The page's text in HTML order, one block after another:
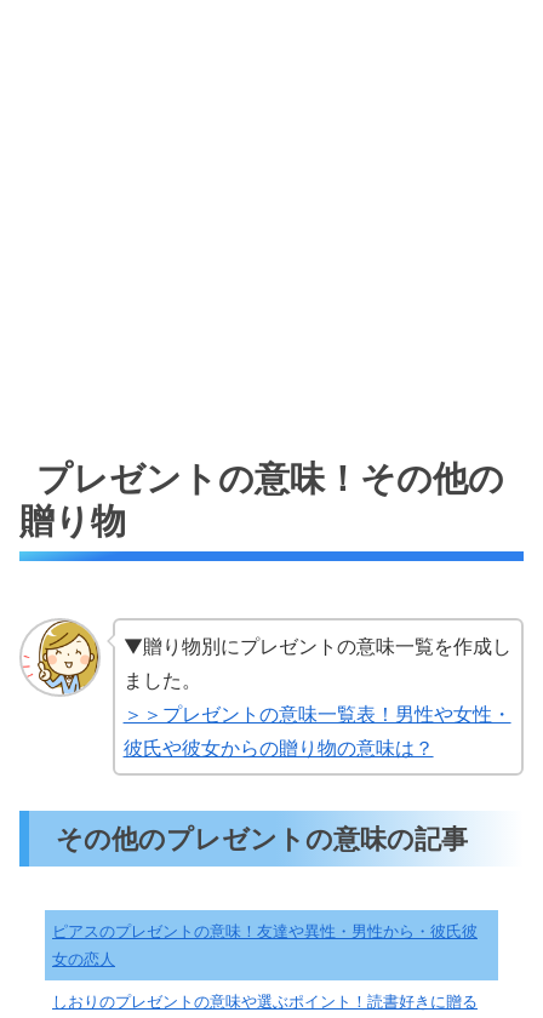
プレゼントの意味！その他の
贈り物
▼贈り物別にプレゼントの意味一覧を作成し
ました。
＞＞プレゼントの意味一覧表！男性や女性・
彼氏や彼女からの贈り物の意味は？
その他のプレゼントの意味の記事
ピアスのプレゼントの意味！友達や異性・男性から・彼氏彼
女の恋人
しおりのプレゼントの意味や選ぶポイント！読書好きに贈る